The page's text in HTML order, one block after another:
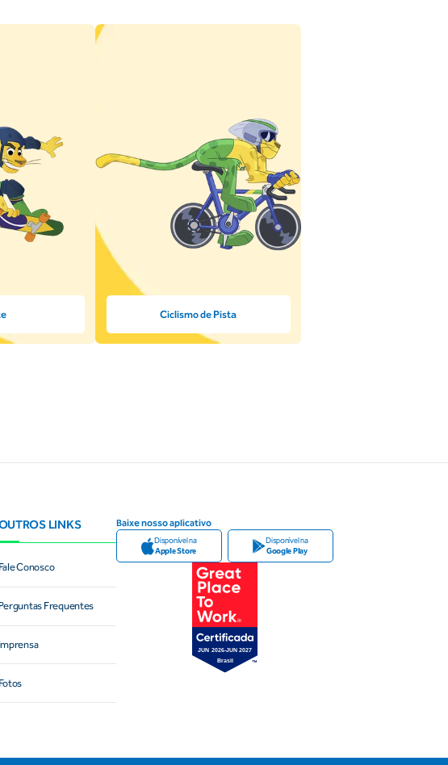
Ciclismo de Pista
LINKS
Fale Conosco
Perguntas Frequentes
Imprensa
Fotos
Baixe nosso aplicativo
Disponível na
Apple Store
Disponível na
Google Play